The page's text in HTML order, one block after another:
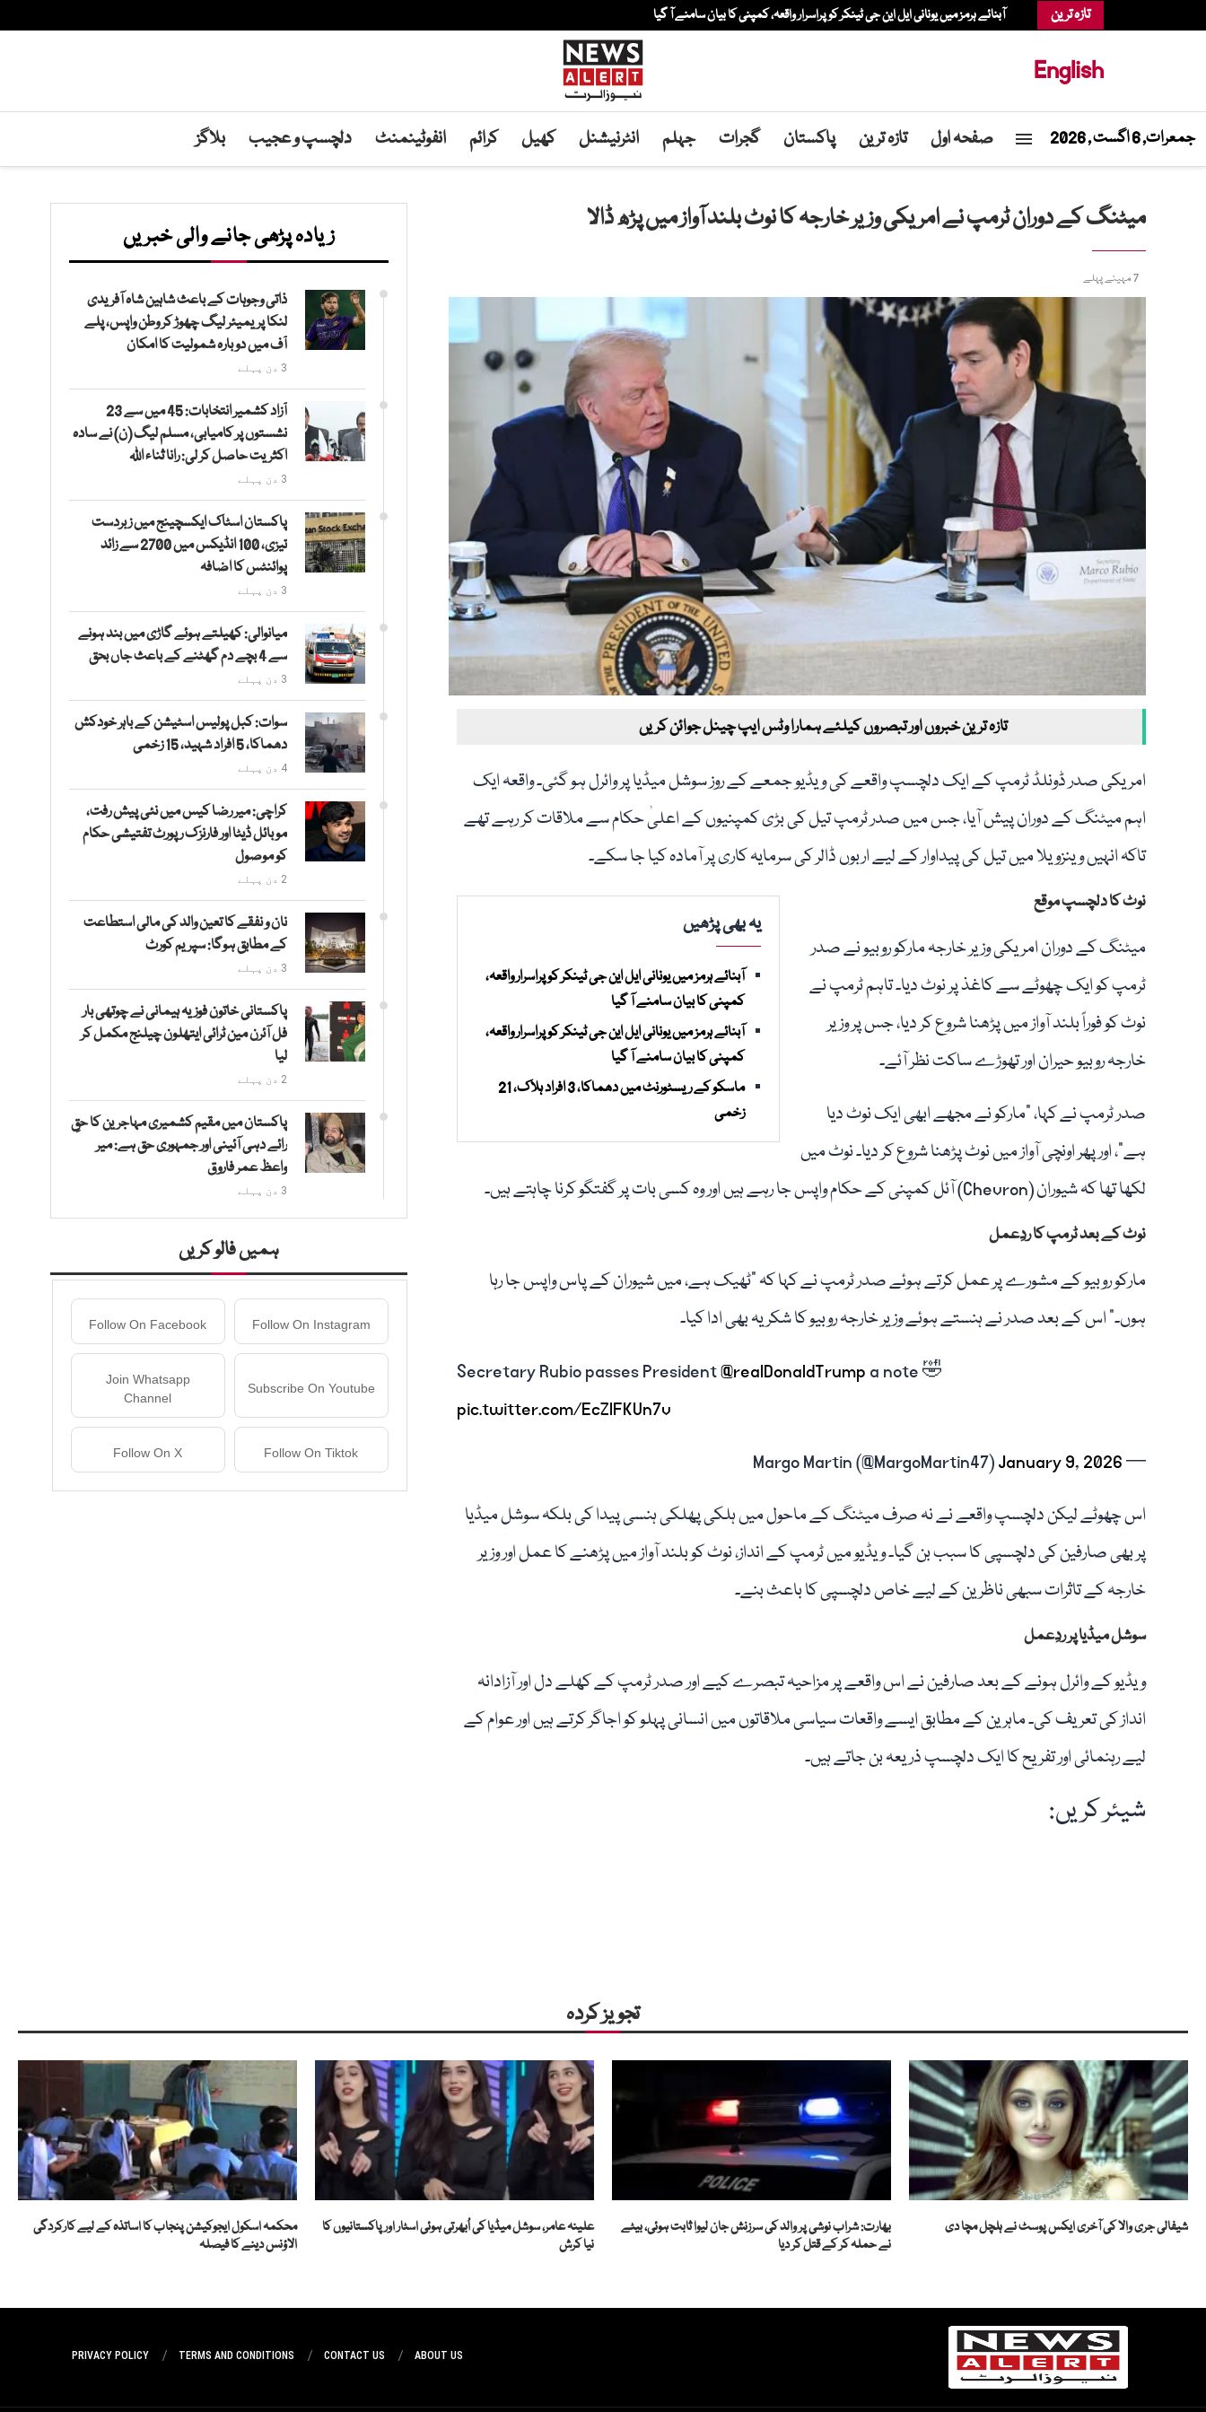
تازہ ترین آبنائے ہرمز میں یونانی ایل این جی ٹینکر کو پراسرار واقعہ، کمپنی کا بیان سامنے آ گیا
English
جمعرات, 6 اگست , 2026 صفحہ اول تازہ ترین پاکستان گجرات جہلم انٹرنیشنل کھیل کرائم انفوٹینمنٹ دلچسپ و عجیب بلاگز
میٹنگ کے دوران ٹرمپ نے امریکی وزیر خارجہ کا نوٹ بلند آواز میں پڑھ ڈالا
7 مہینے پہلے
تازہ ترین خبروں اور تبصروں کیلئے ہمارا وٹس ایپ چینل جوائن کریں
امریکی صدر ڈونلڈ ٹرمپ کے ایک دلچسپ واقعے کی ویڈیو جمعے کے روز سوشل میڈیا پر وائرل ہو گئی۔ واقعہ ایک
اہم میٹنگ کے دوران پیش آیا، جس میں صدر ٹرمپ تیل کی بڑی کمپنیوں کے اعلیٰ حکام سے ملاقات کر رہے تھے
تاکہ انہیں وینزویلا میں تیل کی پیداوار کے لیے اربوں ڈالر کی سرمایہ کاری پر آمادہ کیا جا سکے۔
یہ بھی پڑھیں
آبنائے ہرمز میں یونانی ایل این جی ٹینکر کو پراسرار واقعہ،
کمپنی کا بیان سامنے آ گیا
آبنائے ہرمز میں یونانی ایل این جی ٹینکر کو پراسرار واقعہ،
کمپنی کا بیان سامنے آ گیا
ماسکو کے ریسٹورنٹ میں دھماکا، 3 افراد ہلاک، 21
زخمی
نوٹ کا دلچسپ موقع
میٹنگ کے دوران امریکی وزیر خارجہ مارکو روبیو نے صدر
ٹرمپ کو ایک چھوٹے سے کاغذ پر نوٹ دیا۔ تاہم ٹرمپ نے
نوٹ کو فوراً بلند آواز میں پڑھنا شروع کر دیا، جس پر وزیر
خارجہ روبیو حیران اور تھوڑے ساکت نظر آئے۔
صدر ٹرمپ نے کہا، "مارکو نے مجھے ابھی ایک نوٹ دیا
ہے”، اور پھر اونچی آواز میں نوٹ پڑھنا شروع کر دیا۔ نوٹ میں
لکھا تھا کہ شیوران (Chevron) آئل کمپنی کے حکام واپس جا رہے ہیں اور وہ کسی بات پر گفتگو کرنا چاہتے ہیں۔
نوٹ کے بعد ٹرمپ کا ردِعمل
مارکو روبیو کے مشورے پر عمل کرتے ہوئے صدر ٹرمپ نے کہا کہ "ٹھیک ہے، میں شیوران کے پاس واپس جا رہا
ہوں۔” اس کے بعد صدر نے ہنستے ہوئے وزیر خارجہ روبیو کا شکریہ بھی ادا کیا۔
Secretary Rubio passes President@realDonaldTrump a note 🤣
pic.twitter.com/EcZlFKUn7v
— Margo Martin (@MargoMartin47)
January 9, 2026
اس چھوٹے لیکن دلچسپ واقعے نے نہ صرف میٹنگ کے ماحول میں ہلکی پھلکی ہنسی پیدا کی بلکہ سوشل میڈیا
پر بھی صارفین کی دلچسپی کا سبب بن گیا۔ ویڈیو میں ٹرمپ کے انداز، نوٹ کو بلند آواز میں پڑھنے کا عمل اور وزیر
خارجہ کے تاثرات سبھی ناظرین کے لیے خاص دلچسپی کا باعث بنے۔
سوشل میڈیا پر ردِعمل
ویڈیو کے وائرل ہونے کے بعد صارفین نے اس واقعے پر مزاحیہ تبصرے کیے اور صدر ٹرمپ کے کھلے دل اور آزادانہ
انداز کی تعریف کی۔ ماہرین کے مطابق ایسے واقعات سیاسی ملاقاتوں میں انسانی پہلو کو اجاگر کرتے ہیں اور عوام کے
لیے رہنمائی اور تفریح کا ایک دلچسپ ذریعہ بن جاتے ہیں۔
شیئر کریں:
زیادہ پڑھی جانے والی خبریں
ذاتی وجوہات کے باعث شاہین شاہ آفریدی
لنکا پریمیئر لیگ چھوڑ کر وطن واپس، پلے
آف میں دوبارہ شمولیت کا امکان
3 دن پہلے
آزاد کشمیر انتخابات: 45 میں سے 23
نشستوں پر کامیابی، مسلم لیگ (ن) نے سادہ
اکثریت حاصل کر لی: رانا ثناء اللہ
3 دن پہلے
پاکستان اسٹاک ایکسچینج میں زبردست
تیزی، 100 انڈیکس میں 2700 سے زائد
پوائنٹس کا اضافہ
3 دن پہلے
میانوالی: کھیلتے ہوئے گاڑی میں بند ہونے
سے 4 بچے دم گھٹنے کے باعث جاں بحق
3 دن پہلے
سوات: کبل پولیس اسٹیشن کے باہر خودکش
دھماکا، 5 افراد شہید، 15 زخمی
4 دن پہلے
کراچی: میر رضا کیس میں نئی پیش رفت،
موبائل ڈیٹا اور فارنزک رپورٹ تفتیشی حکام
کو موصول
2 دن پہلے
نان و نفقے کا تعین والد کی مالی استطاعت
کے مطابق ہوگا: سپریم کورٹ
3 دن پہلے
پاکستانی خاتون فوزیہ ہیمانی نے چوتھی بار
فل آئرن مین ٹرائی ایتھلون چیلنج مکمل کر
لیا
2 دن پہلے
پاکستان میں مقیم کشمیری مہاجرین کا حقِ
رائے دہی آئینی اور جمہوری حق ہے: میر
واعظ عمر فاروق
3 دن پہلے
ہمیں فالو کریں
Follow On Instagram
Follow On Facebook
Subscribe On Youtube
Join Whatsapp
Channel
Follow On Tiktok
Follow On X
تجویز کردہ
شیفالی جری والا کی آخری ایکس پوسٹ نے ہلچل مچا دی
بھارت: شراب نوشی پر والد کی سرزنش جان لیوا ثابت ہوئی، بیٹے
نے حملہ کر کے قتل کر دیا
علینہ عامر، سوشل میڈیا کی اُبھرتی ہوئی اسٹار اور پاکستانیوں کا
نیا کرش
محکمہ اسکول ایجوکیشن پنجاب کا اساتذہ کے لیے کارکردگی
الاؤنس دینے کا فیصلہ
ABOUT US
CONTACT US
TERMS AND CONDITIONS
PRIVACY POLICY